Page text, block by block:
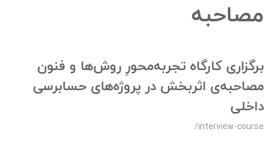
مصاحبه
برگزاری کارگاه تجربه‌محورِ روش‌ها و فنون
مصاحبه‌ی اثربخش در پروژه‌های حسابرسی
داخلی
/interview-course